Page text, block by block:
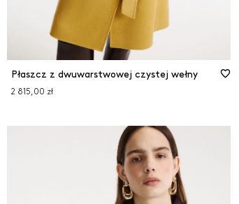
Płaszcz z dwuwarstwowej czystej wełny
2 815,00 zł